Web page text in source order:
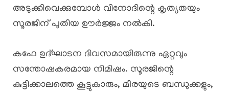
അടുക്കിവെക്കുമ്പോൾ വിനോദിന്റെ കൃത്യതയും
സൂരജിന് പുതിയ ഊർജ്ജം നൽകി.
കഫേ ഉദ്ഘാടന ദിവസമായിരുന്നു ഏറ്റവും
സന്തോഷകരമായ നിമിഷം. സൂരജിന്റെ
കുട്ടിക്കാലത്തെ കൂട്ടുകാരും, മീരയുടെ ബന്ധുക്കളും,